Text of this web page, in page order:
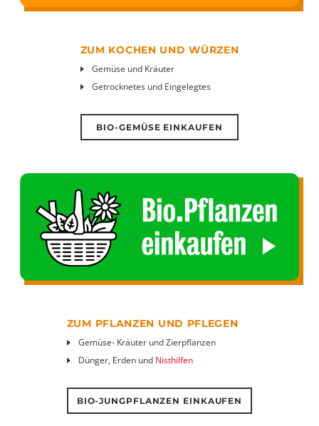
ZUM KOCHEN UND WÜRZEN
Gemüse und Kräuter
Getrocknetes und Eingelegtes
BIO-GEMÜSE EINKAUFEN
ZUM PFLANZEN UND PFLEGEN
Gemüse- Kräuter und Zierpflanzen
Dünger, Erden und Nisthilfen
BIO-JUNGPFLANZEN EINKAUFEN